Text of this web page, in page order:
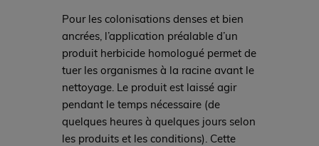
Pour les colonisations denses et bien
ancrées, l’application préalable d’un
produit herbicide homologué permet de
tuer les organismes à la racine avant le
nettoyage. Le produit est laissé agir
pendant le temps nécessaire (de
quelques heures à quelques jours selon
les produits et les conditions). Cette